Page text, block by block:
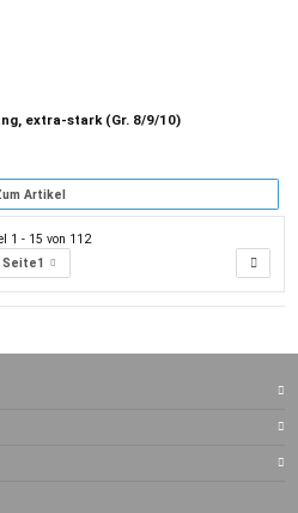
extra-stark (Gr. 8/9/10)
Artikel
1 - 15 von 112
Seite1